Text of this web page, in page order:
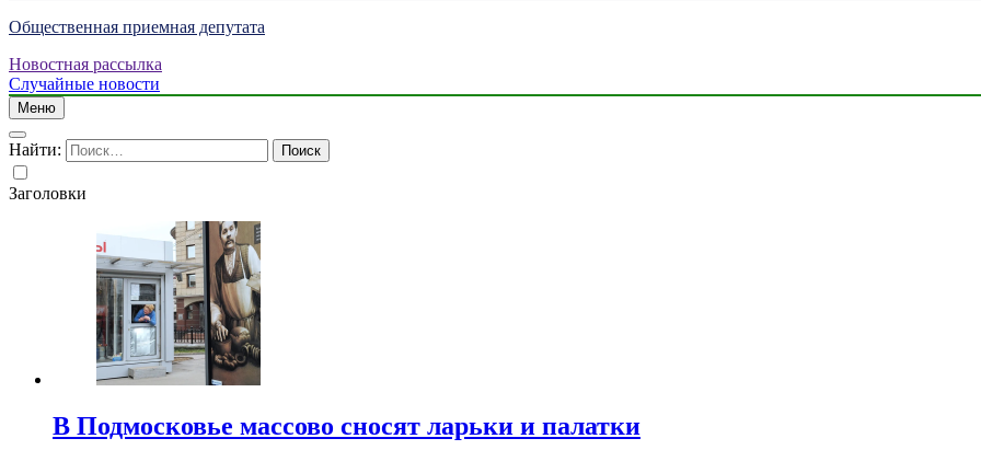
Общественная приемная депутата
Новостная рассылка
Случайные новости
Меню
Найти:
Заголовки
В Подмосковье массово сносят ларьки и палатки